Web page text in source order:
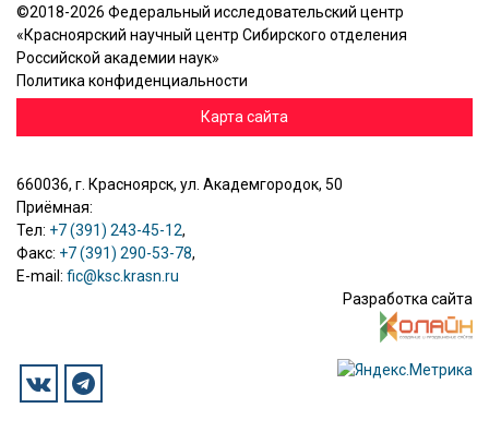
©2018-2026 Федеральный исследовательский центр
«Красноярский научный центр Сибирского отделения
Российской академии наук»
Политика конфиденциальности
Карта сайта
660036, г. Красноярск, ул. Академгородок, 50
Приёмная:
Тел: +7 (391) 243-45-12,
Факс: +7 (391) 290-53-78,
E-mail: fic@ksc.krasn.ru
Разработка сайта